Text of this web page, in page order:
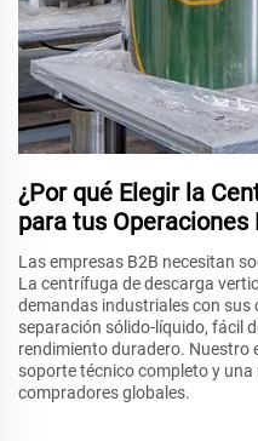
¿Por qué Elegir la
para tus Operaciones
Las empresas B2B necesitan
La centrífuga de descarga
demandas industriales con sus
separación sólido-líquido, fácil
rendimiento duradero. Nuestro
soporte técnico completo y
compradores globales.